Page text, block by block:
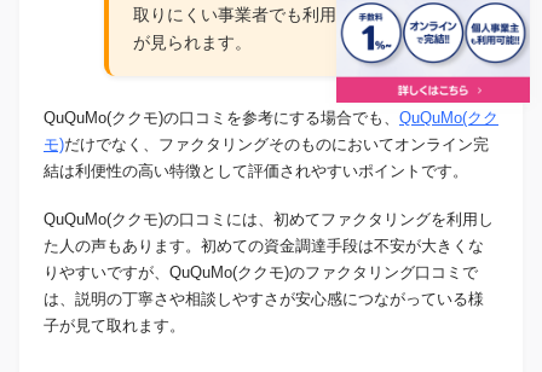
取りにくい事業者でも利用しやすいという声
が見られます。
QuQuMo(ククモ)の口コミを参考にする場合でも、 QuQuMo(クク
モ)だけでなく、ファクタリングそのものにおいてオンライン完
結は利便性の高い特徴として評価されやすいポイントです。
QuQuMo(ククモ)の口コミには、初めてファクタリングを利用し
た人の声もあります。初めての資金調達手段は不安が大きくな
りやすいですが、QuQuMo(ククモ)のファクタリング口コミで
は、説明の丁寧さや相談しやすさが安心感につながっている様
子が見て取れます。